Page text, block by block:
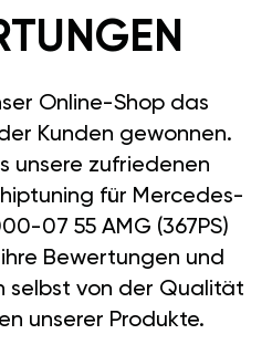
Online-Shop das
Kunden gewonnen.
unsere zufriedenen
für Mercedes-
07 55 AMG (367PS)
Bewertungen und
selbst von der Qualität
unserer Produkte.